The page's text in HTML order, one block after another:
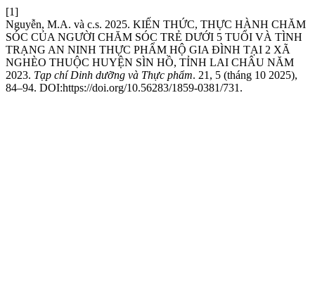
[1]
Nguyễn, M.A. và c.s. 2025. KIẾN THỨC, THỰC HÀNH CHĂM
SÓC CỦA NGƯỜI CHĂM SÓC TRẺ DƯỚI 5 TUỔI VÀ TÌNH
TRẠNG AN NINH THỰC PHẨM HỘ GIA ĐÌNH TẠI 2 XÃ
NGHÈO THUỘC HUYỆN SÌN HỒ, TỈNH LAI CHÂU NĂM
2023. Tạp chí Dinh dưỡng và Thực phẩm. 21, 5 (tháng 10 2025),
84–94. DOI:https://doi.org/10.56283/1859-0381/731.